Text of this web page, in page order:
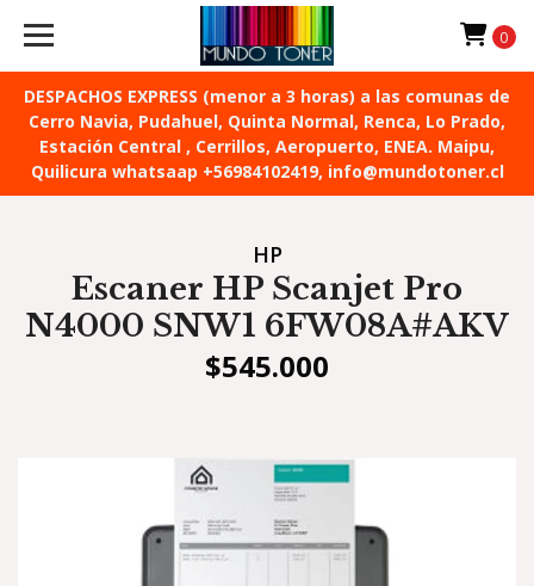
DESPACHOS EXPRESS (menor a 3 horas) a las comunas de
Cerro Navia, Pudahuel, Quinta Normal, Renca, Lo Prado,
Estación Central , Cerrillos, Aeropuerto, ENEA. Maipu,
Quilicura whatsaap +56984102419, info@mundotoner.cl
0
HP
Escaner HP Scanjet Pro
N4000 SNW1 6FW08A#AKV
$545.000